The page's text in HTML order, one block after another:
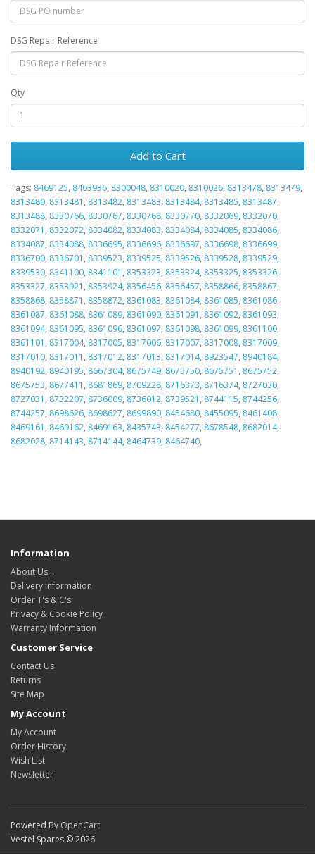
DSG Repair Reference
Qty
Add to Cart
Tags: 8469125, 8463936, 8300048, 8310020, 8310026, 8313478, 8313479,
8313480, 8313481 , 8313482, 8313483, 8313484, 8313485, 8313487,
8313488, 8330766, 8330767, 8330768, 8330770, 8332069, 8332070,
8332071 , 8332072, 8334082, 8334083, 8334084, 8334085, 8334086,
8334087, 8334088, 8336695, 8336696, 8336697, 8336698, 8336699,
8336700, 8336701 , 8339523, 8339525, 8339526, 8339528, 8339529,
8339530, 8341100, 8341101 , 8353323, 8353324, 8353325, 8353326,
8353327, 8353921 , 8353924, 8356456, 8356457, 8358866, 8358867,
8358868, 8358871 , 8358872, 8361083, 8361084, 8361085, 8361086,
8361087, 8361088, 8361089, 8361090, 8361091 , 8361092, 8361093,
8361094, 8361095, 8361096, 8361097, 8361098, 8361099, 8361100,
8361101 , 8317004, 8317005, 8317006, 8317007, 8317008, 8317009,
8317010, 8317011 , 8317012, 8317013, 8317014, 8923547, 8940184,
8940192, 8940195, 8667304, 8675749, 8675750, 8675751 , 8675752,
8675753, 8677411 , 8681869, 8709228, 8716373, 8716374, 8727030,
8727031 , 8732207, 8736009, 8736012, 8739521 , 8744115, 8744256,
8744257, 8698626, 8698627, 8699890, 8454680, 8455095, 8461408,
8469161 , 8469162, 8469163, 8435743, 8454277, 8678548, 8682014,
8682028, 8714143, 8714144, 8464739, 8464740,
Information
About Us…
Delivery Information
Order T's & C's
Privacy & Cookie Policy
Warranty Information
Customer Service
Contact Us
Returns
Site Map
My Account
My Account
Order History
Wish List
Newsletter
Powered By OpenCart
Vestel Spares © 2026